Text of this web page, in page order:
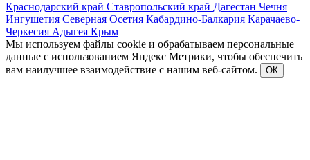
Краснодарский край Ставропольский край Дагестан Чечня
Ингушетия Северная Осетия Кабардино-Балкария Карачаево-
Черкесия Адыгея Крым
Мы используем файлы cookie и обрабатываем персональные
данные с использованием Яндекс Метрики, чтобы обеспечить
вам наилучшее взаимодействие с нашим веб-сайтом.
ОК